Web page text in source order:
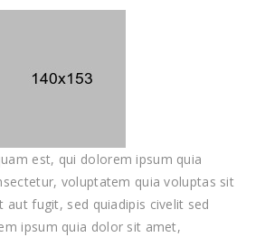
est, qui dolorem ipsum quia
voluptatem quia voluptas sit
aut fugit, sed quiadipis civelit sed
ipsum quia dolor sit amet,